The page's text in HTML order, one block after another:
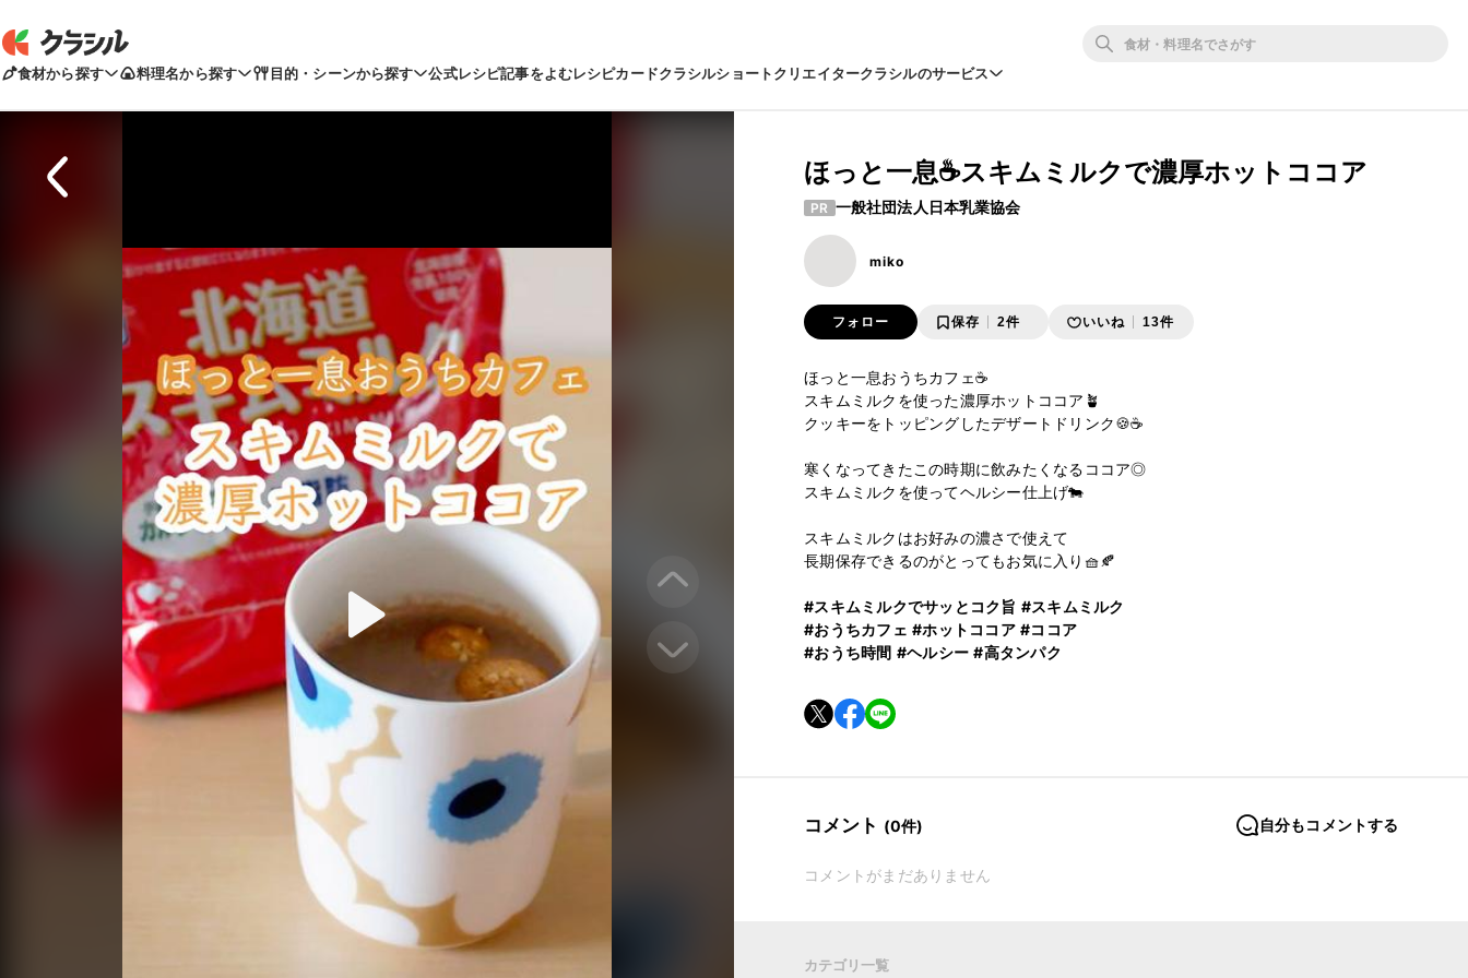
食材から探す 料理名から探す 目的・シーンから探す 公式レシピ記事をよむレシピカードクラシルショートクリエイタークラシルのサービス
ほっと一息☕️スキムミルクで濃厚ホットココア
PR 一般社団法人日本乳業協会
miko
フォロー 保存 2件 いいね 13件
ほっと一息おうちカフェ☕️
スキムミルクを使った濃厚ホットココア🪴
クッキーをトッピングしたデザートドリンク🍪☕️
寒くなってきたこの時期に飲みたくなるココア◎
スキムミルクを使ってヘルシー仕上げ🐄
スキムミルクはお好みの濃さで使えて
長期保存できるのがとってもお気に入り🧺🍂
#スキムミルクでサッとコク旨 #スキムミルク
#おうちカフェ #ホットココア #ココア
#おうち時間 #ヘルシー #高タンパク
コメント (0件) 自分もコメントする
コメントがまだありません
カテゴリ一覧